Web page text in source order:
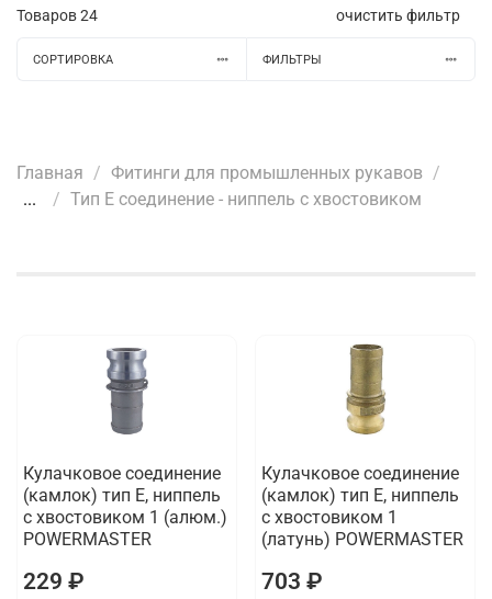
Товаров24 очистить фильтр
СОРТИРОВКА ФИЛЬТРЫ
Главная
Фитинги для промышленных рукавов
...
Тип Е соединение - ниппель с хвостовиком
Кулачковое соединение
(камлок) тип E, ниппель
с хвостовиком 1 (алюм.)
POWERMASTER
229 ₽
Кулачковое соединение
(камлок) тип E, ниппель
с хвостовиком 1
(латунь) POWERMASTER
703 ₽